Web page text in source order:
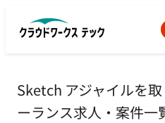
Sketch アジャイルを
ーランス求人・案件一